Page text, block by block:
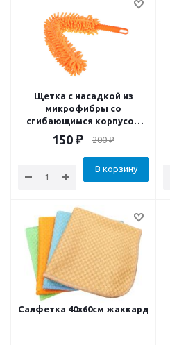
Щетка с насадкой из
микрофибры со
сгибающимся корпусом
58см 2 цвета
150 ₽ 200₽
В корзину
Салфетка 40х60см жаккард